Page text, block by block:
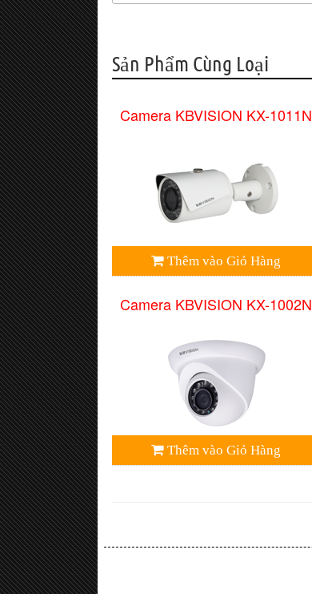
Sản Phẩm Cùng Loại
Camera KBVISION KX-1011N
Thêm vào Giỏ Hàng
Camera KBVISION KX-1002N
Thêm vào Giỏ Hàng